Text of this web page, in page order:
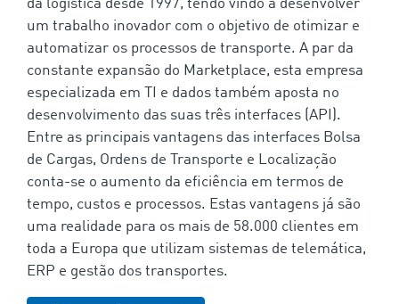
da logística desde 1997, tendo vindo a desenvolver
um trabalho inovador com o objetivo de otimizar e
automatizar os processos de transporte. A par da
constante expansão do Marketplace, esta empresa
especializada em TI e dados também aposta no
desenvolvimento das suas três interfaces (API).
Entre as principais vantagens das interfaces Bolsa
de Cargas, Ordens de Transporte e Localização
conta-se o aumento da eficiência em termos de
tempo, custos e processos. Estas vantagens já são
uma realidade para os mais de 58.000 clientes em
toda a Europa que utilizam sistemas de telemática,
ERP e gestão dos transportes.